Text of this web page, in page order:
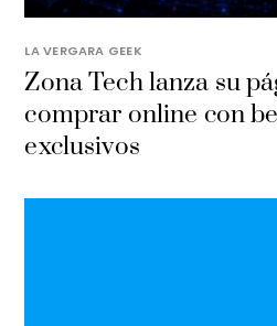
LA VERGARA GEEK
​Zona Tech lanza su
comprar online con
exclusivos